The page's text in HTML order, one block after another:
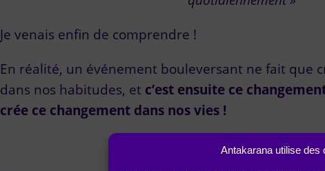
Antakarana utilise des
Je venais enfin de comprendre !
En réalité, un événement bouleversant ne fait que
dans nos habitudes, et c’est ensuite ce
crée ce changement dans nos vies !